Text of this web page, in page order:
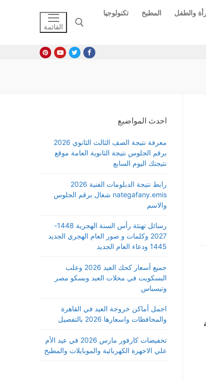
والطفل المطبخ
تكنولوجيا
القائمة
احدث المواضيع
معرفة نتيجة الصف الثالث الثانوي 2026
برقم الجلوس نتيجة الثانوية العامة موقع
نتيجتك اليوم السابع
رابط نتيجة الدبلومات الفنية 2026
nategafany.emis شغال برقم الجلوس
والاسم
رسائل تهنئة رأس السنة الهجرية 1448-
2027 وكلمات و صور العام الهجري الجديد
1445 ودعاء العام الجديد
جميع أسعار كحك العيد 2026 وعلب
البسكويت في محلات العبد وبسكو مصر
وتيسباس
اجمل أماكن خروجة العيد في القاهرة
والمحافظات واسعارها 2026 بالتفصيل
تخفيضات كارفور مارس 2026 في عيد الأم
علي الاجهزة الكهربائية والموبايلات والمطبخ